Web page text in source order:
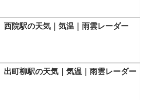
西院駅の天気｜気温｜雨雲レーダー
出町柳駅の天気｜気温｜雨雲レーダー